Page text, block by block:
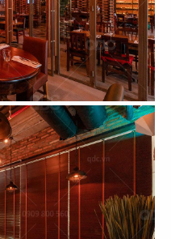
KUBO ĐÀ LẠT
Khu vui chơi
80
KUBO BẾN TRE
Khu vui chơi